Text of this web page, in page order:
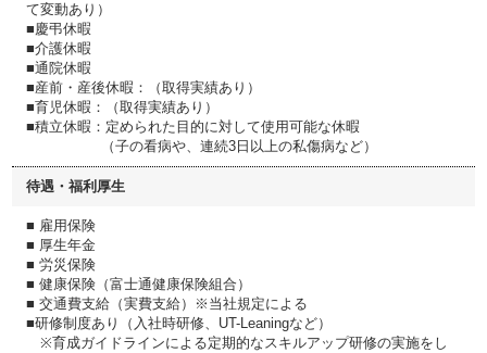
て変動あり）
■慶弔休暇
■介護休暇
■通院休暇
■産前・産後休暇：（取得実績あり）
■育児休暇：（取得実績あり）
■積立休暇：定められた目的に対して使用可能な休暇
（子の看病や、連続3日以上の私傷病など）
待遇・福利厚生
■ 雇用保険
■ 厚生年金
■ 労災保険
■ 健康保険（富士通健康保険組合）
■ 交通費支給（実費支給）※当社規定による
■研修制度あり（入社時研修、UT-Leaningなど）
※育成ガイドラインによる定期的なスキルアップ研修の実施をし